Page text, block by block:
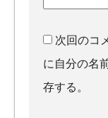
次回のコ
に自分の名
存する。